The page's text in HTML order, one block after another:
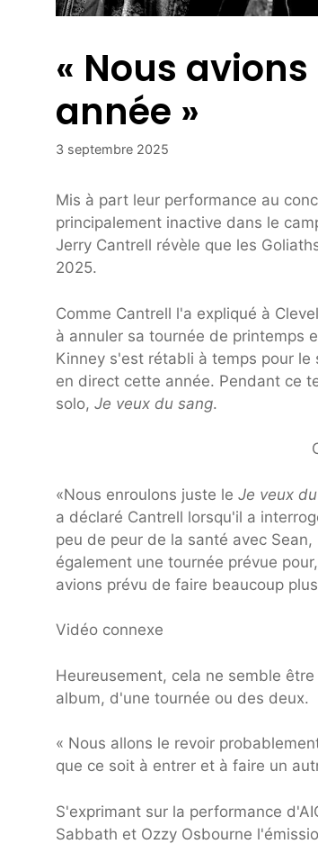
« Nous
année »
3 septembre 2025
Mis à part leur performance au
principalement inactive dans le
Jerry Cantrell révèle que les
2025.
Comme Cantrell l'a expliqué à
à annuler sa tournée de printemps
Kinney s'est rétabli à temps pour le
en direct cette année. Pendant ce
solo, Je veux du sang.
«Nous enroulons juste le Je veux
a déclaré Cantrell lorsqu'il a
peu de peur de la santé avec
également une tournée prévue
avions prévu de faire beaucoup
Vidéo connexe
Heureusement, cela ne semble
album, d'une tournée ou des deux.
« Nous allons le revoir
que ce soit à entrer et à faire un
S'exprimant sur la performance
Sabbath et Ozzy Osbourne